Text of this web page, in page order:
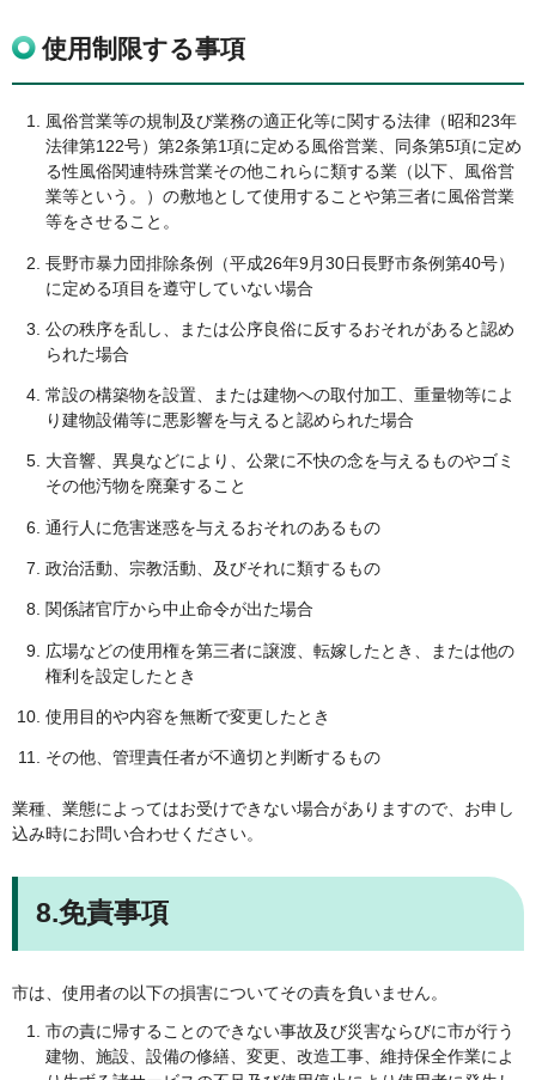
使用制限する事項
風俗営業等の規制及び業務の適正化等に関する法律（昭和23年
法律第122号）第2条第1項に定める風俗営業、同条第5項に定め
る性風俗関連特殊営業その他これらに類する業（以下、風俗営
業等という。）の敷地として使用することや第三者に風俗営業
等をさせること。
長野市暴力団排除条例（平成26年9月30日長野市条例第40号）
に定める項目を遵守していない場合
公の秩序を乱し、または公序良俗に反するおそれがあると認め
られた場合
常設の構築物を設置、または建物への取付加工、重量物等によ
り建物設備等に悪影響を与えると認められた場合
大音響、異臭などにより、公衆に不快の念を与えるものやゴミ
その他汚物を廃棄すること
通行人に危害迷惑を与えるおそれのあるもの
政治活動、宗教活動、及びそれに類するもの
関係諸官庁から中止命令が出た場合
広場などの使用権を第三者に譲渡、転嫁したとき、または他の
権利を設定したとき
使用目的や内容を無断で変更したとき
その他、管理責任者が不適切と判断するもの
業種、業態によってはお受けできない場合がありますので、お申し
込み時にお問い合わせください。
8.免責事項
市は、使用者の以下の損害についてその責を負いません。
市の責に帰することのできない事故及び災害ならびに市が行う
建物、施設、設備の修繕、変更、改造工事、維持保全作業によ